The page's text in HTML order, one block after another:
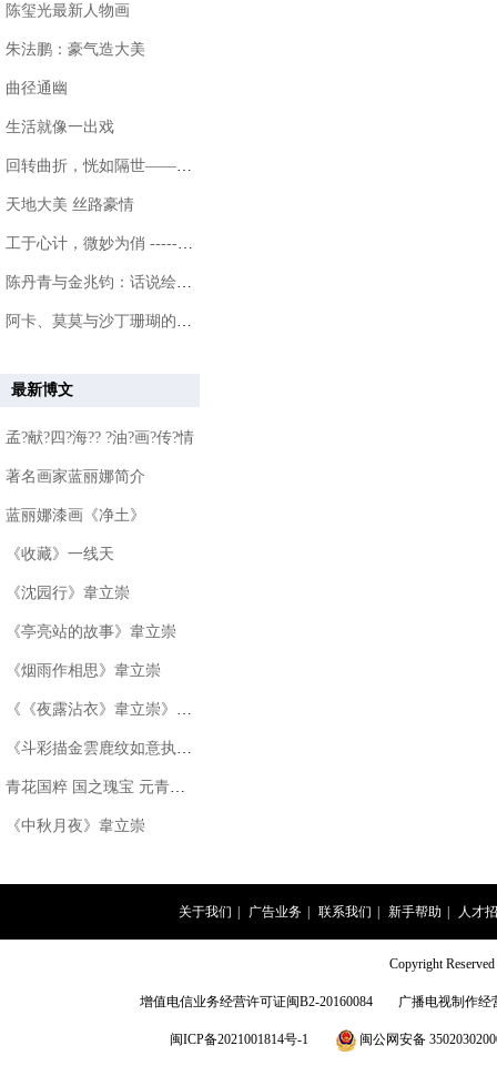
陈玺光最新人物画
朱法鹏：豪气造大美
曲径通幽
生活就像一出戏
天地大美 丝路豪情
最新博文
孟?献?四?海?? ?油?画?传?情
著名画家蓝丽娜简介
蓝丽娜漆画《净土》
《收藏》一线天
《沈园行》韋立崇
《亭亮站的故事》韋立崇
《烟雨作相思》韋立崇
《中秋月夜》韋立崇
关于我们 | 广告业务 | 联系我们 | 新手帮助 | 人才
Copyright
增值电信业务经营许可证闽B2-20160084 广播电视制作经
闽ICP备2021001814号-1 闽公网安备